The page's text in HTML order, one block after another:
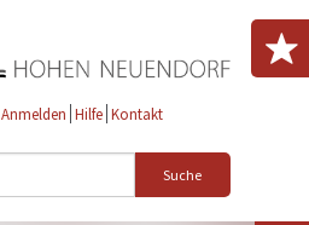
Anmelden Hilfe Kontakt
Suche